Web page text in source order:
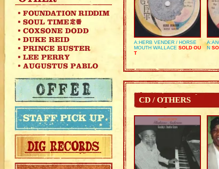
A:HERB VENDER / HORSE
MOUTH WALLACE SOLD OU
T
N
CD / OTHERS